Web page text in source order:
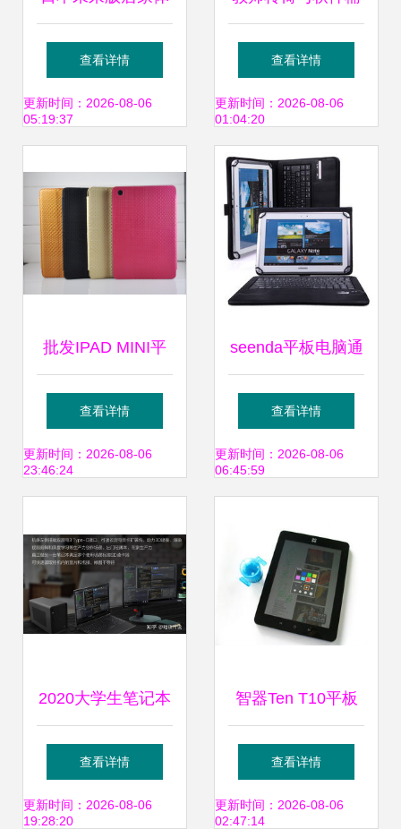
验 电脑控制与机器
人服务引领智能生
查看详情
更新时间：2026-08-06
05:19:37
助设备 提升教学舒
适度的关键选择
查看详情
更新时间：2026-08-06
01:04:20
批发IPAD MINI平
板电脑保护套 真皮
地球纹，深圳鑫海
机
查看详情
更新时间：2026-08-06
23:46:24
seenda平板电脑通
用保护套蓝牙键盘
9寸10寸平板电脑
昂达 黑色平板电脑
配件产品图片1
查看详情
更新时间：2026-08-06
06:45:59
2020大学生笔记本
电脑推荐 联想值得
买篇——计算机专
查看详情
更新时间：2026-08-06
19:28:20
智器Ten T10平板
电脑 产品图片、软
件及辅助设备全方
查看详情
更新时间：2026-08-06
02:47:14